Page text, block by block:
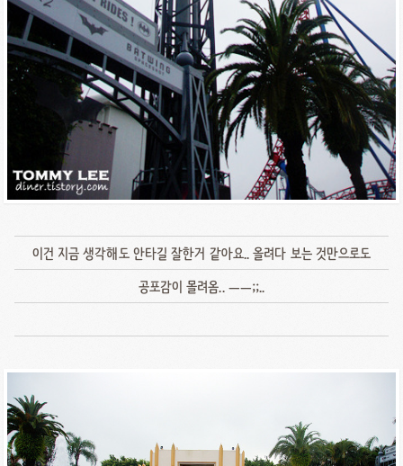
이건 지금 생각해도 안타길 잘한거 같아요.. 올려다 보는 것만으로도
공포감이 몰려옴.. ㅡㅡ;;..